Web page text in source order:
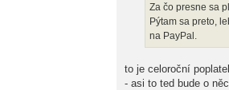
Za čo presne sa
Pýtam sa preto,
na PayPal.
to je celoroční
- asi to ted bude o